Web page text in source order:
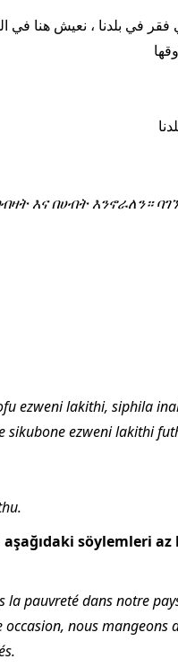
فقر في بلدنا ، نعيش هنا
እና በሀብት እንኖራለን።
ezweni lakithi, siphila
sikubone ezweni lakithi
söylemleri az
la pauvreté dans notre
nous mangeons